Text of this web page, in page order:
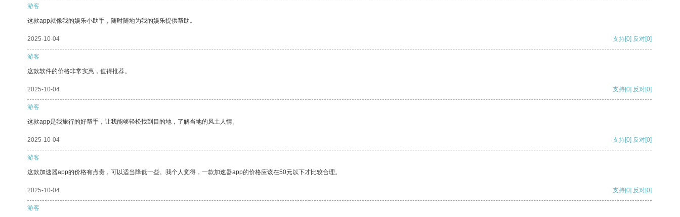
游客
这款app就像我的娱乐小助手，随时随地为我的娱乐提供帮助。
2025-10-04 支持[0] 反对[0]
游客
这款软件的价格非常实惠，值得推荐。
2025-10-04 支持[0] 反对[0]
游客
这款app是我旅行的好帮手，让我能够轻松找到目的地，了解当地的风土人情。
2025-10-04 支持[0] 反对[0]
游客
这款加速器app的价格有点贵，可以适当降低一些。我个人觉得，一款加速器app的价格应该在50元以下才比较合理。
2025-10-04 支持[0] 反对[0]
游客